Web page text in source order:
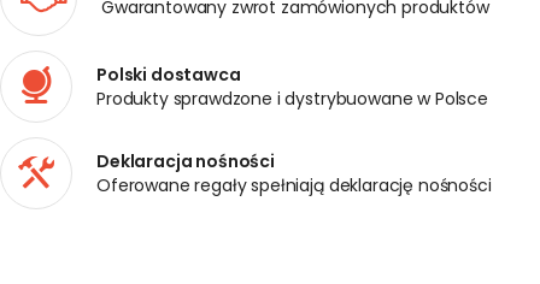
Gwarantowany zwrot zamówionych produktów
Polski dostawca
Produkty sprawdzone i dystrybuowane w Polsce
Deklaracja nośności
Oferowane regały spełniają deklarację nośności